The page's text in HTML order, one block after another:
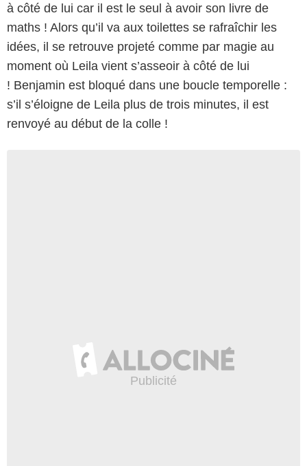
à côté de lui car il est le seul à avoir son livre de
maths ! Alors qu’il va aux toilettes se rafraîchir les
idées, il se retrouve projeté comme par magie au
moment où Leila vient s’asseoir à côté de lui
! Benjamin est bloqué dans une boucle temporelle :
s’il s’éloigne de Leila plus de trois minutes, il est
renvoyé au début de la colle !